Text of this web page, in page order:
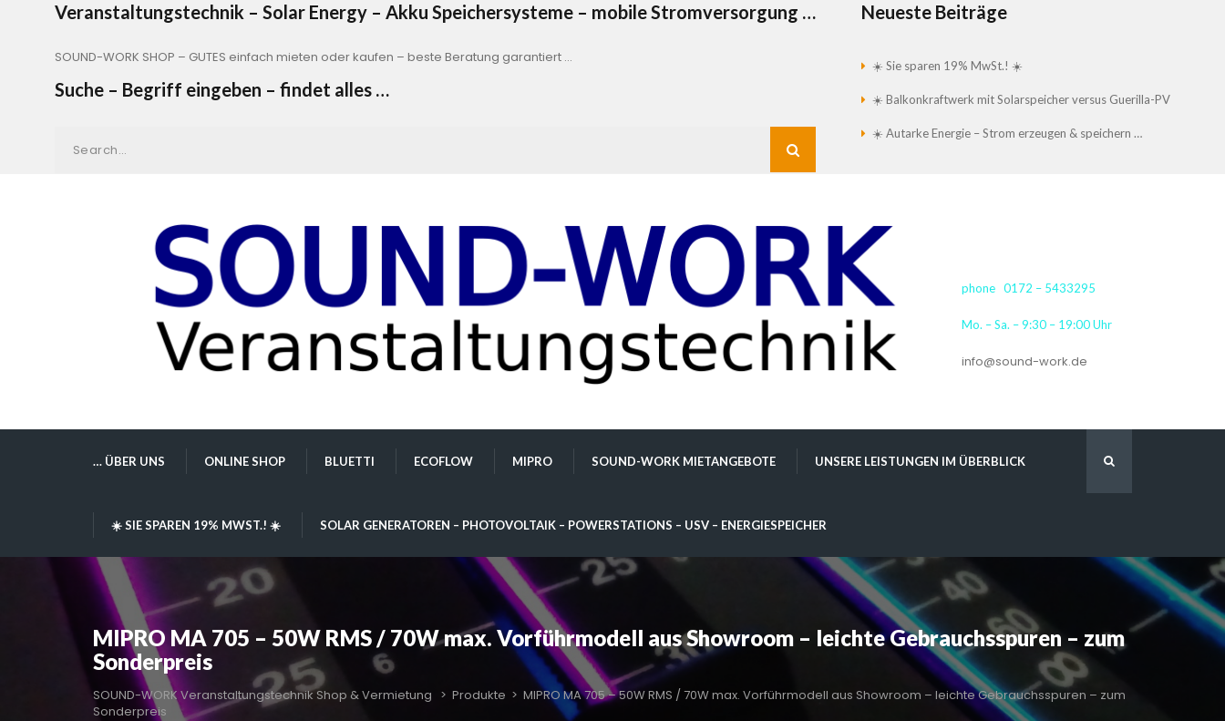
Veranstaltungstechnik – Solar Energy – Akku Speichersysteme – mobile Stromversorgung …
SOUND-WORK SHOP – GUTES einfach mieten oder kaufen – beste Beratung garantiert …
Suche – Begriff eingeben – findet alles …
Neueste Beiträge
☀️ Sie sparen 19% MwSt.! ☀️
☀️ Balkonkraftwerk mit Solarspeicher versus Guerilla-PV
☀️ Autarke Energie – Strom erzeugen & speichern …
phone 0172 – 5433295
Mo. – Sa. – 9:30 – 19:00 Uhr
info@sound-work.de
… ÜBER UNS ONLINE SHOP BLUETTI ECOFLOW MIPRO SOUND-WORK MIETANGEBOTE UNSERE LEISTUNGEN IM ÜBERBLICK
☀️ SIE SPAREN 19% MWST.! ☀️ SOLAR GENERATOREN – PHOTOVOLTAIK – POWERSTATIONS – USV – ENERGIESPEICHER
MIPRO MA 705 – 50W RMS / 70W max. Vorführmodell aus Showroom – leichte Gebrauchsspuren – zum
Sonderpreis
SOUND-WORK Veranstaltungstechnik Shop & Vermietung > Produkte > MIPRO MA 705 – 50W RMS / 70W max. Vorführmodell aus Showroom – leichte Gebrauchsspuren – zum
Sonderpreis